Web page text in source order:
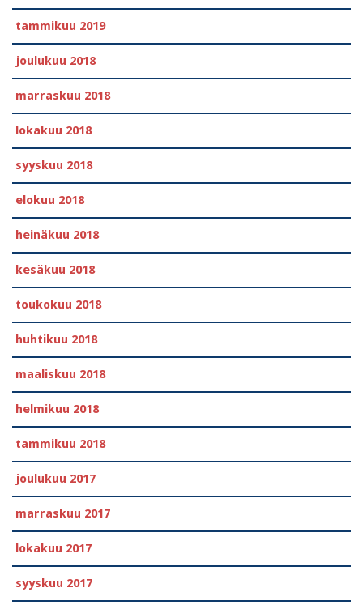
tammikuu 2019
joulukuu 2018
marraskuu 2018
lokakuu 2018
syyskuu 2018
elokuu 2018
heinäkuu 2018
kesäkuu 2018
toukokuu 2018
huhtikuu 2018
maaliskuu 2018
helmikuu 2018
tammikuu 2018
joulukuu 2017
marraskuu 2017
lokakuu 2017
syyskuu 2017